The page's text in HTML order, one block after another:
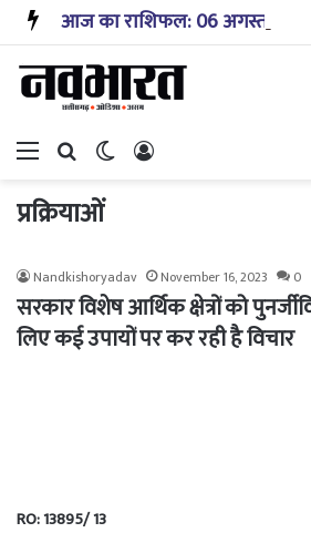
Menu Search forSwitch skin
प्रक्रियाओं
Nandkishoryadav November 16, 2023 0
सरकार विशेष आर्थिक क्षेत्रों को
लिए कई उपायों पर कर रही है विचार
RO: 13895/ 13